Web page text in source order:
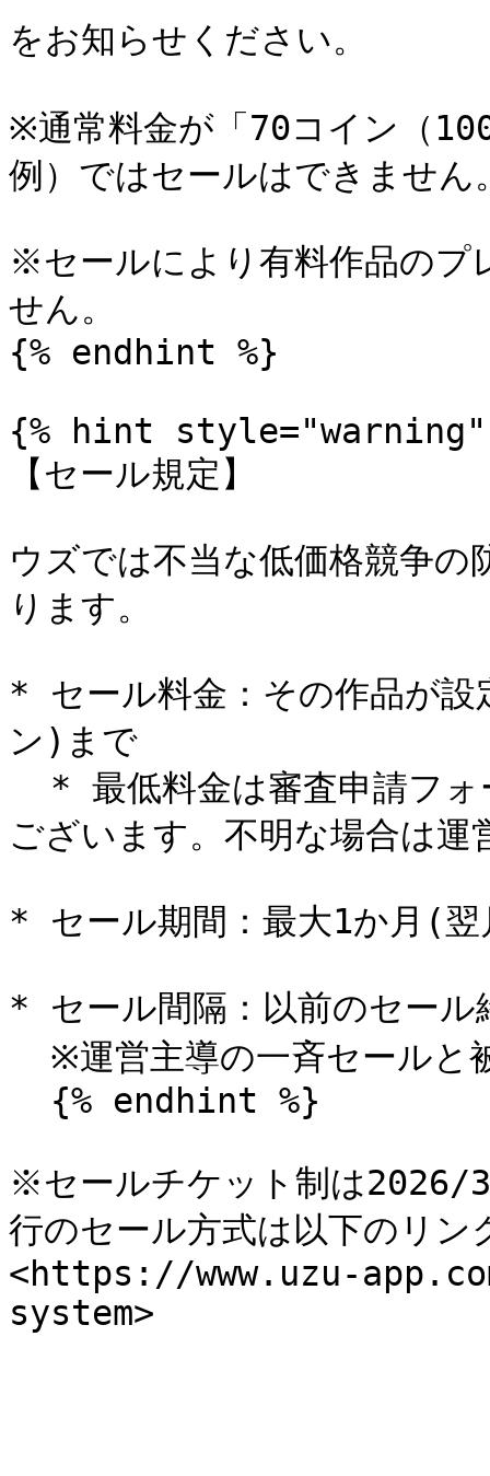
をお知らせください。
※通常料金が「70コイン（
例）ではセールはできません
※セールにより有料作品のプ
せん。
{% endhint %}
{% hint style="warning"
【セール規定】
ウズでは不当な低価格競争
ります。
* セール料金：その作品が
ン)まで
ございます。不明な場合は
* セール期間：最大1か月(
* セール間隔：以前のセー
※セールチケット制は2026/
行のセール方式は以下のリ
<https://www.uzu-